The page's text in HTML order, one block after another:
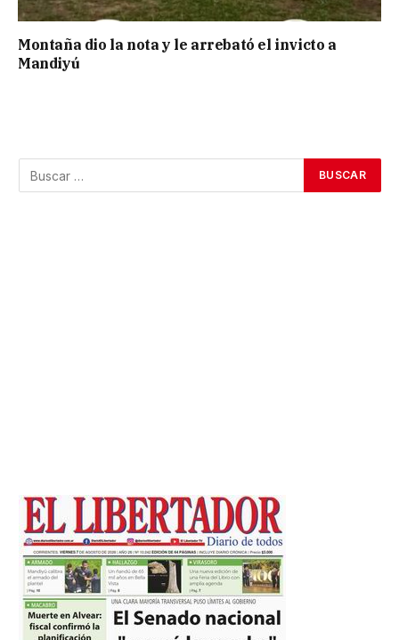
Montaña dio la nota y le arrebató el invicto a
Mandiyú